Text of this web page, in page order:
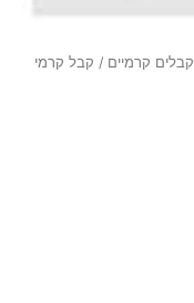
קבלים קרמיים / קבל קרמי